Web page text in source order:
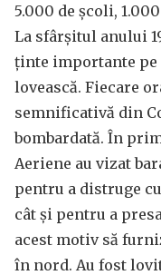
5.000 de școli,
La sfârșitul anului
ținte importante pe
lovească. Fiecare
semnificativă din
bombardată. În
Aeriene au vizat
pentru a distruge
cât și pentru a
acest motiv să
în nord. Au fost